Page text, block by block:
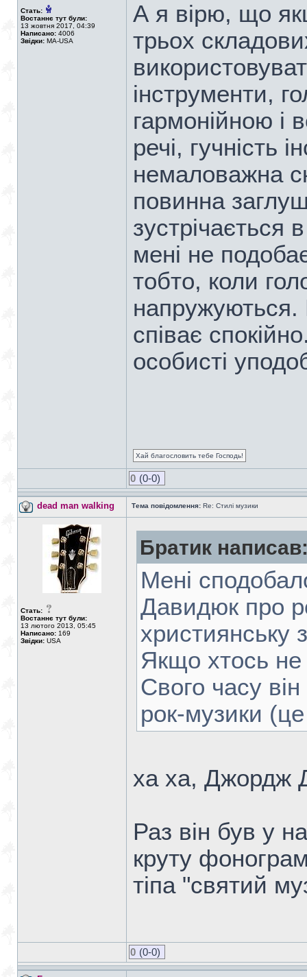
Стать:
Востаннє тут були:
13 жовтня 2017, 04:39
Написано: 4006
Звідки: MA-USA
А я вірю, що
трьох
інструменти,
гармонійною і
речі, гучність
немаловажна
повинна
зустрічається
мені не
тобто, коли
напружуються.
співає
особисті
Хай благословить тебе Господь!
0 (0-0)
dead man walking Тема повідомлення: Re: Стилі музики
Стать:
Востаннє тут були:
13 лютого 2013, 05:45
Написано: 169
Звідки: USA
Братик
Мені
Давидюк про
християнську
Якщо хтось не
Свого часу
рок-музики
ха ха, Джордж
Раз він був у
круту
тіпа "святий
0 (0-0)